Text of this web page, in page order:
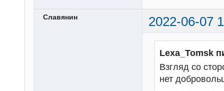
Славянин 2022-06-07
Lexa_Tomsk
Взгляд со
нет